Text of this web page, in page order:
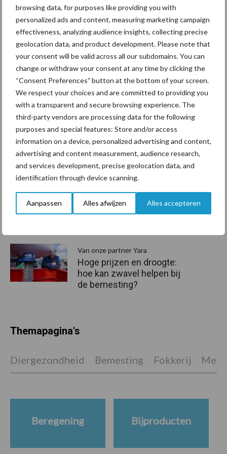
browsing data, for purposes like providing you with
personalized ads and content, measuring marketing campaign
effectiveness, analyzing audience insights, collecting precise
geolocation data, and product development. Please note that
your consent will be valid across all our subdomains. You can
change or withdraw your consent at any time by clicking the
“Consent Preferences” button at the bottom of your screen.
We respect your choices and are committed to providing you
with a transparent and secure browsing experience. The
third-party vendors are processing data for the following
purposes and special features: Store and/or access
information on a device, personalized advertising and content,
advertising and content measurement, audience research,
and services development, precise geolocation data, and
identification through device scanning.
Aanpassen Alles afwijzen Alles accepteren
Selenium onmisbaar voor de gezondheid van uw koeien
Nitraat voor de snelste en beste stikstofbenutting
Kwaliteitskorrel voor een evenwichtig strooibeeld
Aanbevolen voor jou!
Van onze partner Yara
Opbrengst mais wordt veel
eerder bepaald dan tot nu
toe gedacht
Van onze partner Yara
In 4 eenvoudige stappen de
grasgroei volgen op je
telefoon
Van onze partner Yara
Hoge prijzen en droogte:
hoe kan zwavel helpen bij
de bemesting?
Themapagina's
Diergezondheid Bemesting Fokkerij
Beregening Bijproducten